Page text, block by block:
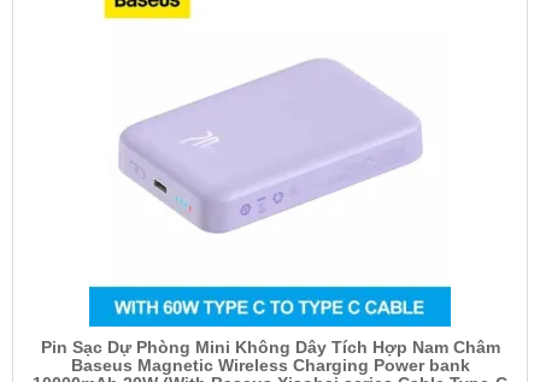
Pin Sạc Dự Phòng Mini Không Dây Tích Hợp Nam Châm
Baseus Magnetic Wireless Charging Power bank